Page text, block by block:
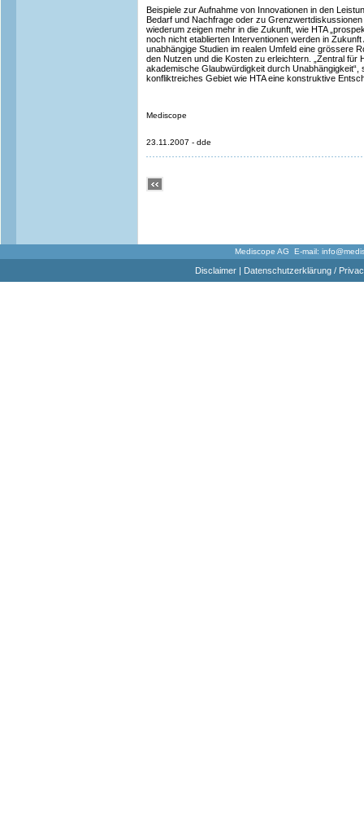
Beispiele zur Aufnahme von Innovationen in den
Bedarf und Nachfrage oder zu
wiederum zeigen mehr in die Zukunft, wie HTA
noch nicht etablierten Interventionen werden in
unabhängige Studien im realen Umfeld eine grössere
den Nutzen und die Kosten zu erleichtern. „Zentral für
akademische Glaubwürdigkeit durch Unabhängigkeit“,
konfliktreiches Gebiet wie HTA eine konstruktive
Mediscope
23.11.2007 - dde
Mediscope AG E-mail:
Disclaimer| Datenschutzerklärung /